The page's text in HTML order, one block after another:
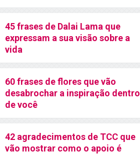
45 frases de Dalai Lama que
expressam a sua visão sobre a
vida
60 frases de flores que vão
desabrochar a inspiração dentro
de você
42 agradecimentos de TCC que
vão mostrar como o apoio é